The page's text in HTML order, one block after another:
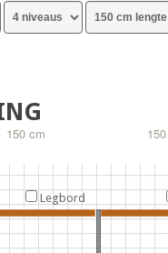
150 cm
Legbord